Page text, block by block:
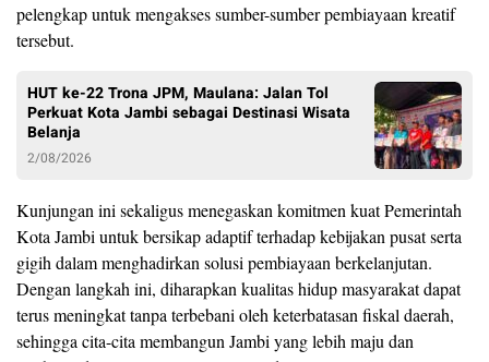
pelengkap untuk mengakses sumber-sumber pembiayaan kreatif
tersebut.
HUT ke-22 Trona JPM, Maulana: Jalan Tol
Perkuat Kota Jambi sebagai Destinasi Wisata
Belanja
2/08/2026
Kunjungan ini sekaligus menegaskan komitmen kuat Pemerintah
Kota Jambi untuk bersikap adaptif terhadap kebijakan pusat serta
gigih dalam menghadirkan solusi pembiayaan berkelanjutan.
Dengan langkah ini, diharapkan kualitas hidup masyarakat dapat
terus meningkat tanpa terbebani oleh keterbatasan fiskal daerah,
sehingga cita-cita membangun Jambi yang lebih maju dan